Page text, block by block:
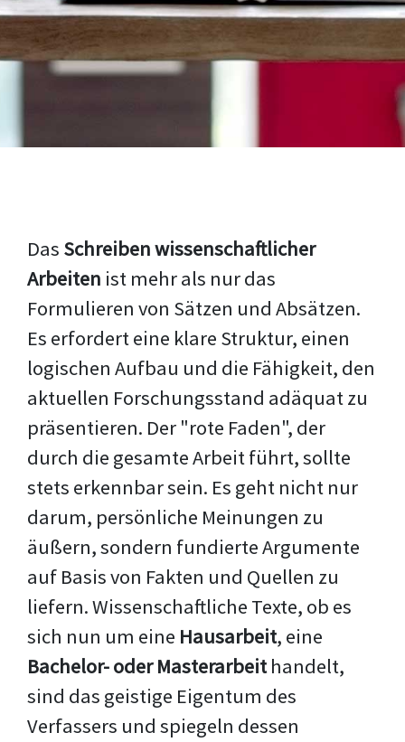
Das Schreiben wissenschaftlicher
Arbeiten ist mehr als nur das
Formulieren von Sätzen und Absätzen.
Es erfordert eine klare Struktur, einen
logischen Aufbau und die Fähigkeit, den
aktuellen Forschungsstand adäquat zu
präsentieren. Der "rote Faden", der
durch die gesamte Arbeit führt, sollte
stets erkennbar sein. Es geht nicht nur
darum, persönliche Meinungen zu
äußern, sondern fundierte Argumente
auf Basis von Fakten und Quellen zu
liefern. Wissenschaftliche Texte, ob es
sich nun um eine Hausarbeit, eine
Bachelor- oder Masterarbeithandelt,
sind das geistige Eigentum des
Verfassers und spiegeln dessen